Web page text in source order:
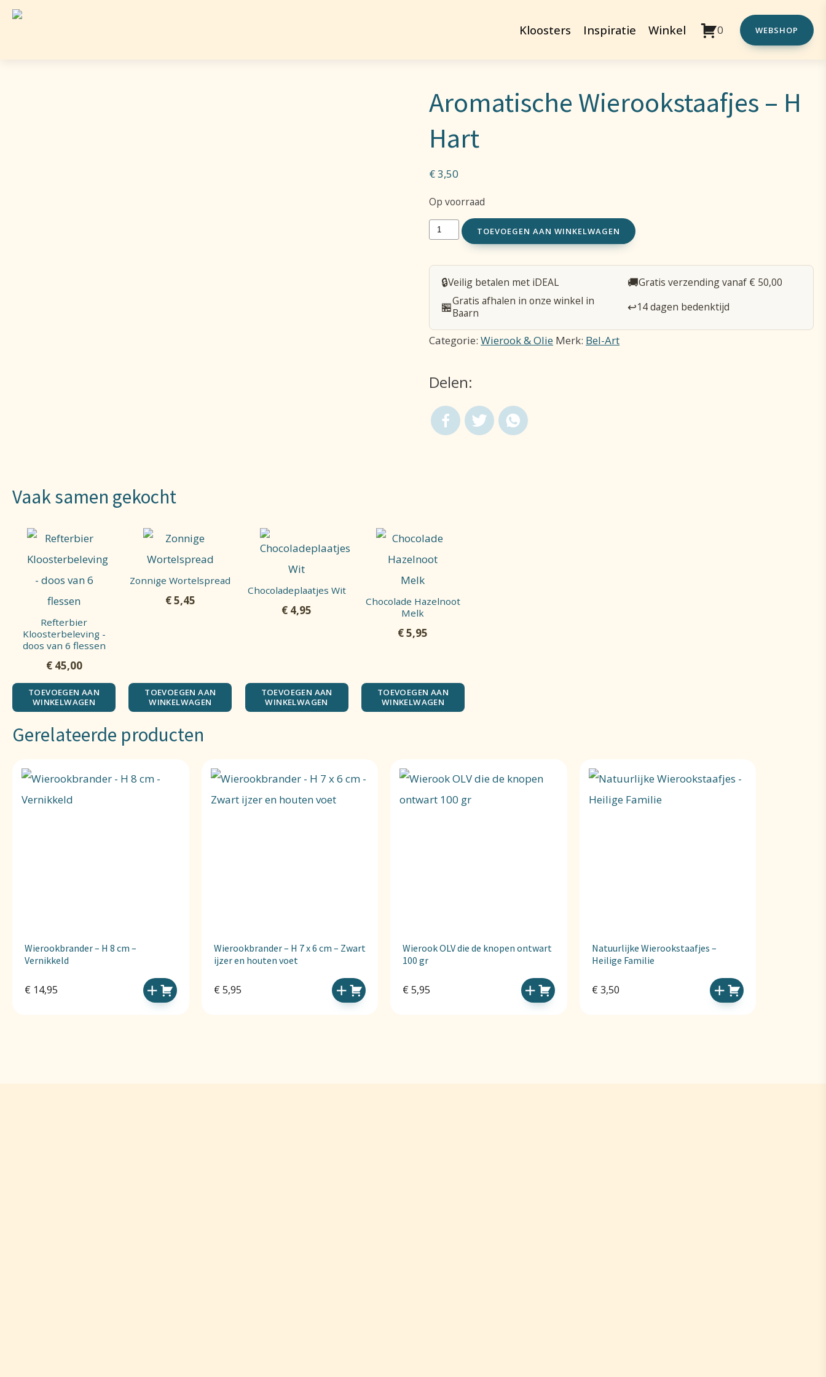
Kloosters Inspiratie Winkel 0 WEBSHOP
Aromatische Wierookstaafjes – H
Hart
€3,50
Op voorraad
Aromatische
Wierookstaafjes
-
Hart
aantal
TOEVOEGEN AAN WINKELWAGEN
🔒Veilig betalen met iDEAL 🚚Gratis verzending vanaf € 50,00
🏪Gratis afhalen in onze winkel in
Baarn
↩️14 dagen bedenktijd
Categorie:Wierook & Olie Merk: Bel-Art
Delen:
Vaak samen gekocht
Refterbier
Kloosterbeleving -
doos van 6 flessen
€45,00
TOEVOEGEN AAN
WINKELWAGEN
Zonnige Wortelspread
€5,45
TOEVOEGEN AAN
WINKELWAGEN
Chocoladeplaatjes Wit
€ 4,95
TOEVOEGEN AAN
WINKELWAGEN
Chocolade Hazelnoot
Melk
€5,95
TOEVOEGEN AAN
WINKELWAGEN
Gerelateerde producten
Wierookbrander – H 8 cm –
Vernikkeld
€ 14,95
Wierookbrander – H 7 x 6 cm – Zwart
ijzer en houten voet
€ 5,95
Wierook OLV die de knopen ontwart
100 gr
€ 5,95
Natuurlijke Wierookstaafjes –
Heilige Familie
€ 3,50